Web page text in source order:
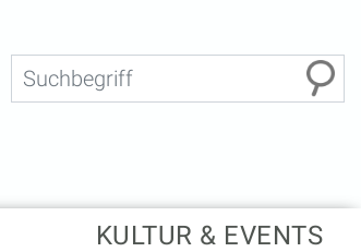
Suche
KULTUR & EVENTS